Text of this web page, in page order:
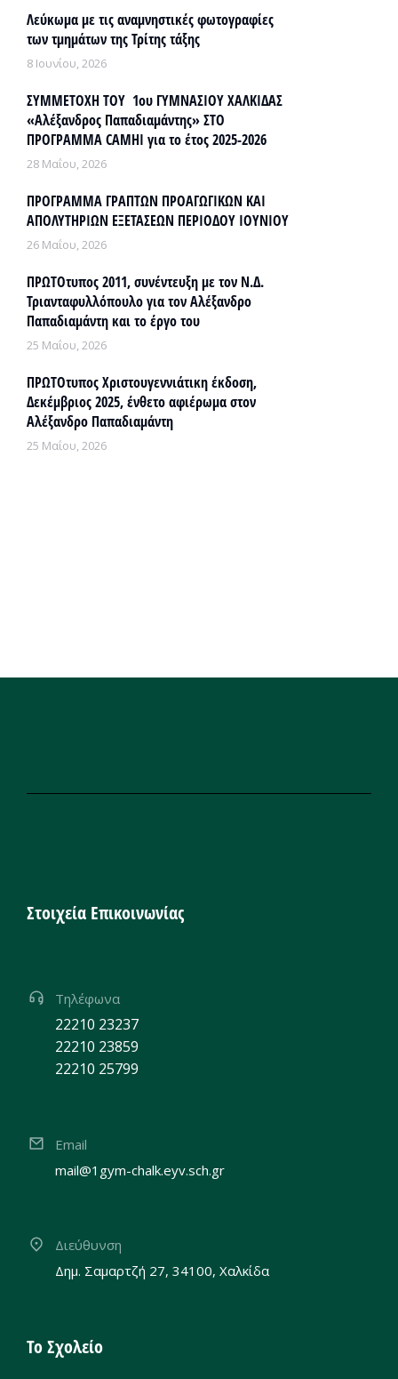
Λεύκωμα με τις αναμνηστικές φωτογραφίες
των τμημάτων της Τρίτης τάξης
8 Ιουνίου, 2026
ΣΥΜΜΕΤΟΧΗ ΤΟΥ 1ου ΓΥΜΝΑΣΙΟΥ ΧΑΛΚΙΔΑΣ
«Αλέξανδρος Παπαδιαμάντης» ΣΤΟ
ΠΡΟΓΡΑΜΜΑ CAMHI για το έτος 2025-2026
28 Μαΐου, 2026
ΠΡΟΓΡΑΜΜΑ ΓΡΑΠΤΩΝ ΠΡΟΑΓΩΓΙΚΩΝ ΚΑΙ
ΑΠΟΛΥΤΗΡΙΩΝ ΕΞΕΤΑΣΕΩΝ ΠΕΡΙΟΔΟΥ ΙΟΥΝΙΟΥ
26 Μαΐου, 2026
ΠΡΩΤΟτυπος 2011, συνέντευξη με τον Ν.Δ.
Τριανταφυλλόπουλο για τον Αλέξανδρο
Παπαδιαμάντη και το έργο του
25 Μαΐου, 2026
ΠΡΩΤΟτυπος Χριστουγεννιάτικη έκδοση,
Δεκέμβριος 2025, ένθετο αφιέρωμα στον
Αλέξανδρο Παπαδιαμάντη
25 Μαΐου, 2026
Στοιχεία Επικοινωνίας
Τηλέφωνα
22210 23237
22210 23859
22210 25799
Email
mail@1gym-chalk.eyv.sch.gr
Διεύθυνση
Δημ. Σαμαρτζή 27, 34100, Χαλκίδα
Το Σχολείο